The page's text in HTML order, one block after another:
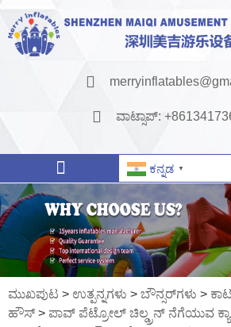
ವಾಟ್ಸಾಪ್:
ಕನ್ನಡ ▼
ಮುಖಪುಟ > ಉತ್ಪನ್ನಗಳು > ಬೌನ್ಸರ್‌ಗಳು >
ಹೌಸ್> ಪಾವ್ ಪೆಟ್ರೋಲ್ ಚಿಲ್ಡ್ರನ್ ನೆಗೆಯುವ